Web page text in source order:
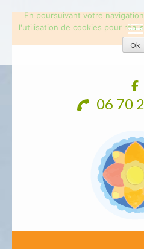
06 70
En poursuivant votre
l'utilisation de cookies pour
Ok